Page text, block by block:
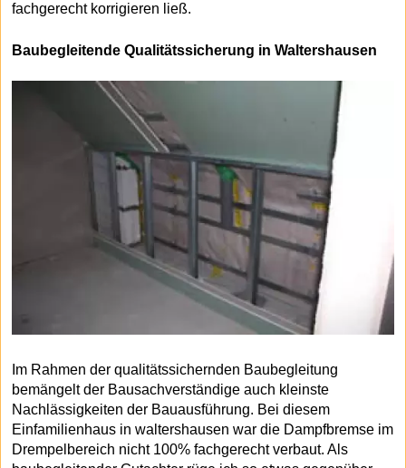
fachgerecht korrigieren ließ.
Baubegleitende Qualitätssicherung in Waltershausen
Im Rahmen der qualitätssichernden Baubegleitung
bemängelt der Bausachverständige auch kleinste
Nachlässigkeiten der Bauausführung. Bei diesem
Einfamilienhaus in waltershausen war die Dampfbremse im
Drempelbereich nicht 100% fachgerecht verbaut. Als